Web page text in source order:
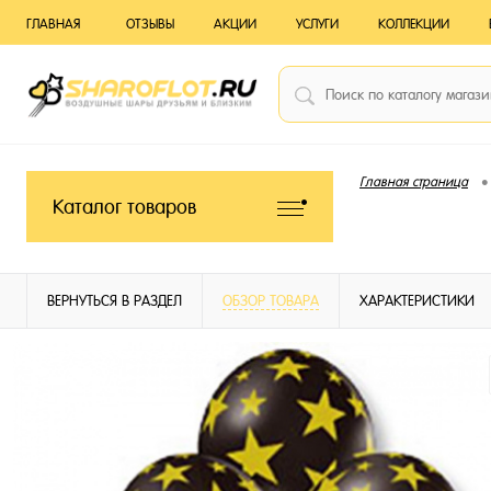
ГЛАВНАЯ ОТЗЫВЫ АКЦИИ УСЛУГИ КОЛЛЕКЦИИ
Каталог товаров
Главная страница •
ВЕРНУТЬСЯ В РАЗДЕЛ ОБЗОР ТОВАРА ХАРАКТЕРИСТИКИ